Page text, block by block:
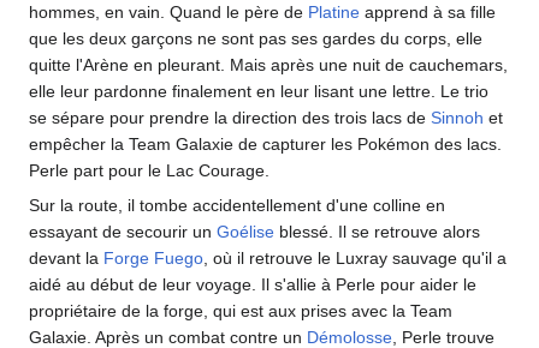
hommes, en vain. Quand le père de Platine apprend à sa fille
que les deux garçons ne sont pas ses gardes du corps, elle
quitte l'Arène en pleurant. Mais après une nuit de cauchemars,
elle leur pardonne finalement en leur lisant une lettre. Le trio
se sépare pour prendre la direction des trois lacs de Sinnoh et
empêcher la Team Galaxie de capturer les Pokémon des lacs.
Perle part pour le Lac Courage.
Sur la route, il tombe accidentellement d'une colline en
essayant de secourir un Goélise blessé. Il se retrouve alors
devant la Forge Fuego , où il retrouve le Luxray sauvage qu'il a
aidé au début de leur voyage. Il s'allie à Perle pour aider le
propriétaire de la forge, qui est aux prises avec la Team
Galaxie. Après un combat contre un Démolosse , Perle trouve